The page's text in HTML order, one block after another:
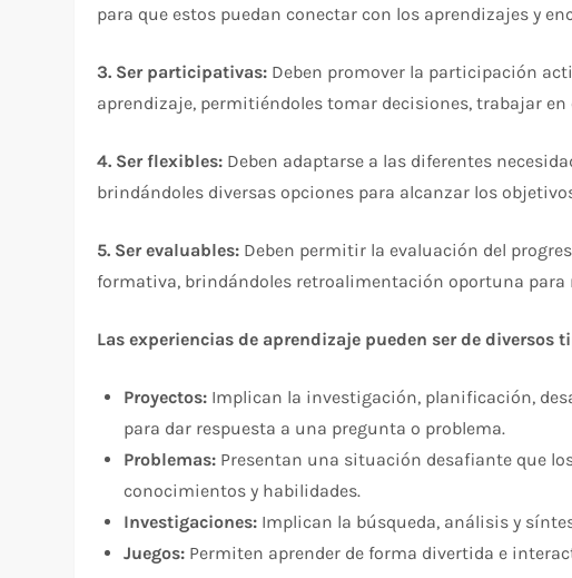
para que estos puedan conectar con los aprendizajes y
3. Ser participativas: Deben promover la participación
aprendizaje, permitiéndoles tomar decisiones, trabajar en
4. Ser flexibles: Deben adaptarse a las diferentes
brindándoles diversas opciones para alcanzar los
5. Ser evaluables: Deben permitir la evaluación del
formativa, brindándoles retroalimentación oportuna para
Las experiencias de aprendizaje pueden ser de diversos
Proyectos: Implican la investigación, planificación,
para dar respuesta a una pregunta o problema.
Problemas: Presentan una situación desafiante que
conocimientos y habilidades.
Investigaciones: Implican la búsqueda, análisis y
Juegos: Permiten aprender de forma divertida e